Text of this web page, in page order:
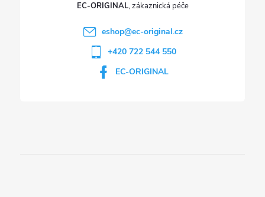
EC-ORIGINAL
eshop@ec-original.cz
+420 722 544 550
EC-ORIGINAL